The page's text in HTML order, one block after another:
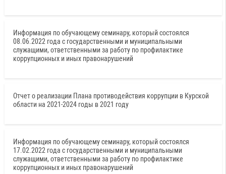
Информация по обучающему семинару, который состоялся
08.06.2022 года с государственными и муниципальными
служащими, ответственными за работу по профилактике
коррупционных и иных правонарушений
Отчет о реализации Плана противодействия коррупции в Курской
области на 2021-2024 годы в 2021 году
Информация по обучающему семинару, который состоялся
17.02.2022 года с государственными и муниципальными
служащими, ответственными за работу по профилактике
коррупционных и иных правонарушений